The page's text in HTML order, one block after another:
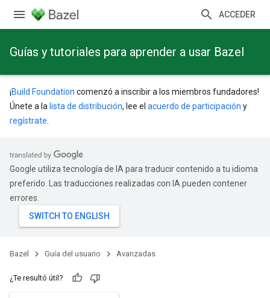
ACCEDER
Guías y tutoriales para aprender a usar Bazel
¡Build Foundation comenzó a inscribir a los miembros fundadores!
Únete a la lista de distribución, lee el acuerdo de participación y
regístrate
Google utiliza tecnología de IA para traducir contenido a tu idioma
preferido. Las traducciones realizadas con IA pueden contener
errores.
Bazel Guía del usuario Avanzadas
¿Te resultó útil?